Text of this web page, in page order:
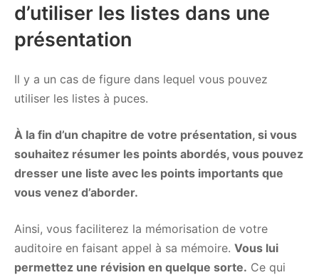
d’utiliser les listes dans une
présentation
Il y a un cas de figure dans lequel vous pouvez
utiliser les listes à puces.
À la fin d’un chapitre de votre présentation, si vous
souhaitez résumer les points abordés, vous pouvez
dresser une liste avec les points importants que
vous venez d’aborder.
Ainsi, vous faciliterez la mémorisation de votre
auditoire en faisant appel à sa mémoire. Vous lui
permettez une révision en quelque sorte. Ce qui